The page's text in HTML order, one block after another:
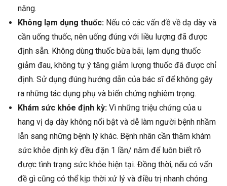
năng.
Không lạm dụng thuốc: Nếu có các vấn đề về dạ dày và
cần uống thuốc, nên uống đúng với liều lượng đã được
định sẵn. Không dùng thuốc bừa bãi, lạm dụng thuốc
giảm đau, không tự ý tăng giảm lượng thuốc đã được chỉ
định. Sử dụng đúng hướng dẫn của bác sĩ để không gây
ra những tác dụng phụ và biến chứng nghiêm trọng.
Khám sức khỏe định kỳ: Vì những triệu chứng của u
hang vị dạ dày không nổi bật và dễ làm người bệnh nhầm
lẫn sang những bệnh lý khác. Bệnh nhân cần thăm khám
sức khỏe định kỳ đều đặn 1 lần/ năm để luôn biết rõ
được tình trạng sức khỏe hiện tại. Đồng thời, nếu có vấn
đề gì cũng có thể kịp thời xử lý và điều trị nhanh chóng.